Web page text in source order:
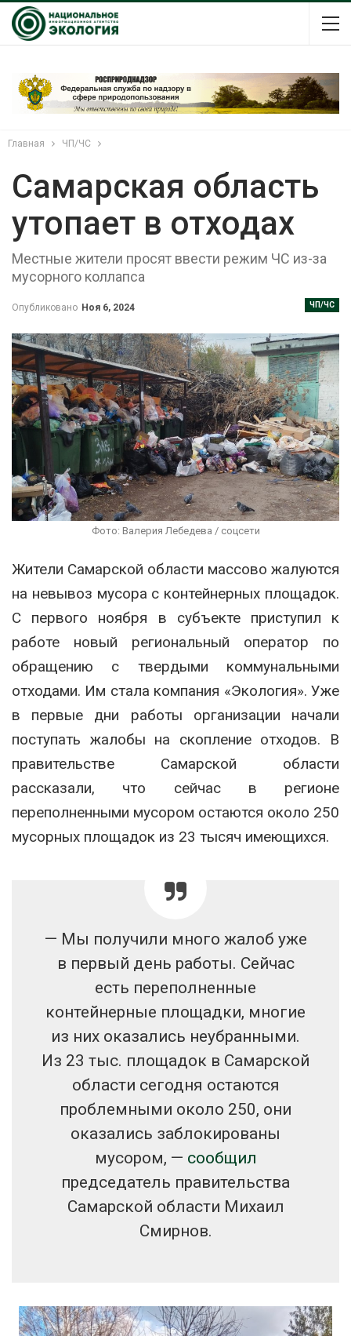
Главная ЧП/ЧС
Самарская область
утопает в отходах
Местные жители просят ввести режим ЧС из-за
мусорного коллапса
ЧП/ЧС
Опубликовано Ноя 6, 2024
Фото: Валерия Лебедева / соцсети
Жители Самарской области массово жалуются
на невывоз мусора с контейнерных площадок.
С первого ноября в субъекте приступил к
работе новый региональный оператор по
обращению с твердыми коммунальными
отходами. Им стала компания «Экология». Уже
в первые дни работы организации начали
поступать жалобы на скопление отходов. В
правительстве Самарской области
рассказали, что сейчас в регионе
переполненными мусором остаются около 250
мусорных площадок из 23 тысяч имеющихся.
— Мы получили много жалоб уже
в первый день работы. Сейчас
есть переполненные
контейнерные площадки, многие
из них оказались неубранными.
Из 23 тыс. площадок в Самарской
области сегодня остаются
проблемными около 250, они
оказались заблокированы
мусором, — сообщил
председатель правительства
Самарской области Михаил
Смирнов.